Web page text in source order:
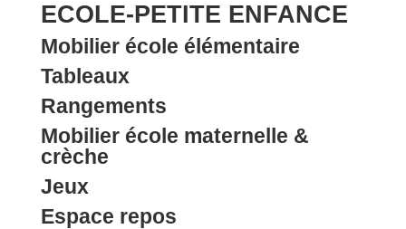
ECOLE-PETITE ENFANCE
Mobilier école élémentaire
Tableaux
Rangements
Mobilier école maternelle &
crèche
Jeux
Espace repos